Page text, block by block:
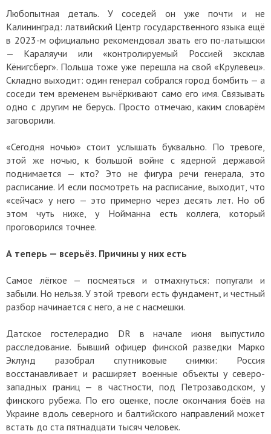
Любопытная деталь. У соседей он уже почти и не
Калининград: латвийский Центр государственного языка ещё
в 2023-м официально рекомендовал звать его по-латышски
— Караляучи или «контролируемый Россией эксклав
Кёнигсберг». Польша тоже уже перешла на свой «Крулевец».
Складно выходит: один генерал собрался город бомбить — а
соседи тем временем вычёркивают само его имя. Связывать
одно с другим не берусь. Просто отмечаю, каким словарём
заговорили.
«Сегодня ночью» стоит услышать буквально. По тревоге,
этой же ночью, к большой войне с ядерной державой
поднимается — кто? Это не фигура речи генерала, это
расписание. И если посмотреть на расписание, выходит, что
«сейчас» у него — это примерно через десять лет. Но об
этом чуть ниже, у Нойманна есть коллега, который
проговорился точнее.
А теперь — всерьёз. Причины у них есть
Самое лёгкое — посмеяться и отмахнуться: попугали и
забыли. Но нельзя. У этой тревоги есть фундамент, и честный
разбор начинается с него, а не с насмешки.
Датское гостелерадио DR в начале июня выпустило
расследование. Бывший офицер финской разведки Марко
Эклунд разобрал спутниковые снимки: Россия
восстанавливает и расширяет военные объекты у северо-
западных границ — в частности, под Петрозаводском, у
финского рубежа. По его оценке, после окончания боёв на
Украине вдоль северного и балтийского направлений может
встать до ста пятнадцати тысяч человек.